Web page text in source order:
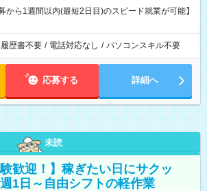
から1週間以内(最短2日目)のスピード就業が可能】
履歴書不要 / 電話対応なし / パソコンスキル不要
応募する 詳細へ
未読
歓迎！】稼ぎたい日にサクッ
1日～自由シフトの軽作業